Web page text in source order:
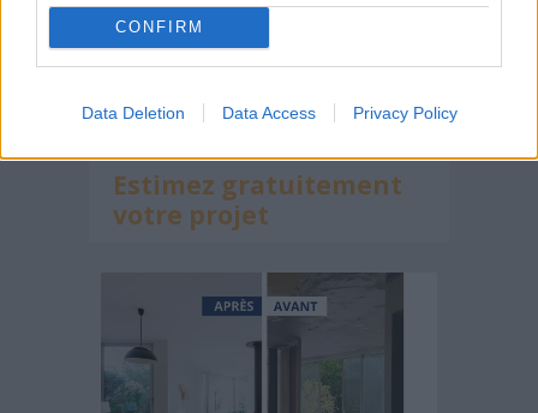
CONFIRM
Data Deletion Data Access Privacy Policy
Vendre sa maison plus vite grâce au garden staging
Estimez gratuitement
votre projet